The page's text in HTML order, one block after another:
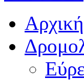
Αρχική